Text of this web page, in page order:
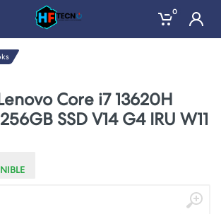
0
Core i7 13620H
SSD V14 G4 IRU W11